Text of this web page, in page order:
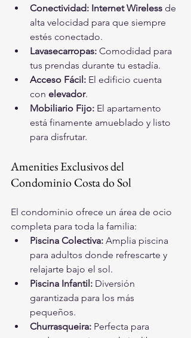
Conectividad: Internet Wireless de
alta velocidad para que siempre
estés conectado.
Lavasecarropas: Comodidad para
tus prendas durante tu estadía.
Acceso Fácil: El edificio cuenta
con elevador.
Mobiliario Fijo: El apartamento
está finamente amueblado y listo
para disfrutar.
Amenities Exclusivos del
Condominio Costa do Sol
El condominio ofrece un área de ocio
completa para toda la familia:
Piscina Colectiva: Amplia piscina
para adultos donde refrescarte y
relajarte bajo el sol.
Piscina Infantil: Diversión
garantizada para los más
pequeños.
Churrasqueira: Perfecta para